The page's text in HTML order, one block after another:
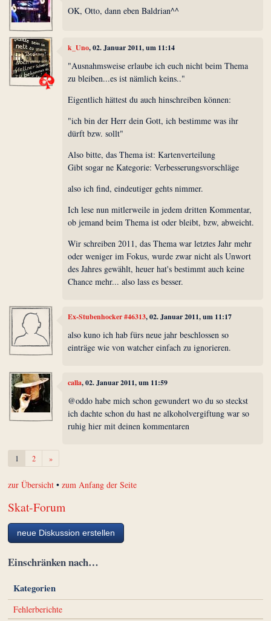
OK, Otto, dann eben Baldrian^^
k_Uno, 02. Januar 2011, um 11:14
"Ausnahmsweise erlaube ich euch nicht beim Thema
zu bleiben...es ist nämlich keins.."
Eigentlich hättest du auch hinschreiben können:
"ich bin der Herr dein Gott, ich bestimme was ihr
dürft bzw. sollt"
Also bitte, das Thema ist: Kartenverteilung
Gibt sogar ne Kategorie: Verbesserungsvorschläge
also ich find, eindeutiger gehts nimmer.
Ich lese nun mitlerweile in jedem dritten Kommentar,
ob jemand beim Thema ist oder bleibt, bzw, abweicht.
Wir schreiben 2011, das Thema war letztes Jahr mehr
oder weniger im Fokus, wurde zwar nicht als Unwort
des Jahres gewählt, heuer hat's bestimmt auch keine
Chance mehr... also lass es besser.
Ex-Stubenhocker #46313, 02. Januar 2011, um 11:17
also kuno ich hab fürs neue jahr beschlossen so
einträge wie von watcher einfach zu ignorieren.
calla, 02. Januar 2011, um 11:59
@oddo habe mich schon gewundert wo du so steckst
ich dachte schon du hast ne alkoholvergiftung war so
ruhig hier mit deinen kommentaren
1 2 »Weiter
zur Übersicht •zum Anfang der Seite
Skat-Forum
neue Diskussion erstellen
Einschränken nach…
Kategorien
Fehlerberichte